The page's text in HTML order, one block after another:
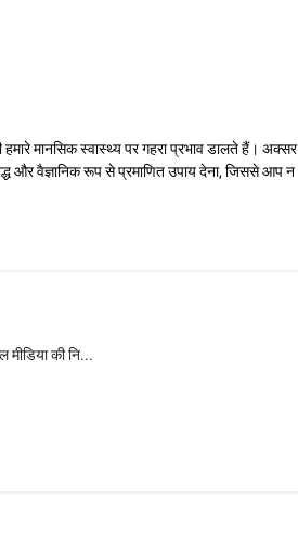
मानसिक स्वास्थ्य पर गहरा प्रभाव डालते हैं। अक्सर
और वैज्ञानिक रूप से प्रमाणित उपाय देना, जिससे आप न
की नि...